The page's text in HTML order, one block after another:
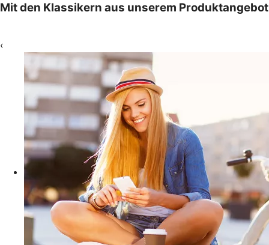
Mit den Klassikern aus unserem Produktangebot
‹